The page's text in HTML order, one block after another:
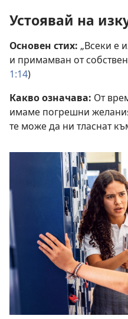
Устоявай на
Основен стих: „Всеки е
и примамван от
1:14)
Какво означава: От
имаме погрешни
те може да ни тласнат